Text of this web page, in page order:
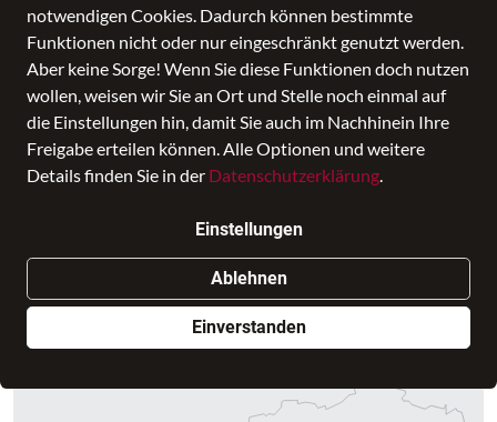
notwendigen Cookies. Dadurch können bestimmte
Funktionen nicht oder nur eingeschränkt genutzt werden.
Aber keine Sorge! Wenn Sie diese Funktionen doch nutzen
wollen, weisen wir Sie an Ort und Stelle noch einmal auf
die Einstellungen hin, damit Sie auch im Nachhinein Ihre
Freigabe erteilen können. Alle Optionen und weitere
Details finden Sie in der Datenschutzerklärung.
Einstellungen
Ablehnen
Einverstanden
Inhalte von Google Maps laden
Dieses Element enthält Daten von Google Maps. Sie können die
blockieren.